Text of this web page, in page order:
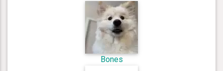
Bones